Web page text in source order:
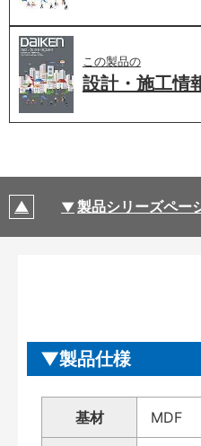
この製品の
設計・施工情
製品シリーズペー
製品仕様
基材 MDF